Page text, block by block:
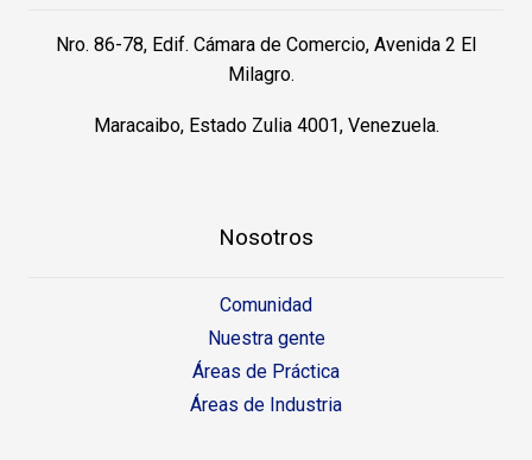
Nro. 86-78, Edif. Cámara de Comercio, Avenida 2 El
Milagro.
Maracaibo, Estado Zulia 4001, Venezuela.
Nosotros
Comunidad
Nuestra gente
Áreas de Práctica
Áreas de Industria